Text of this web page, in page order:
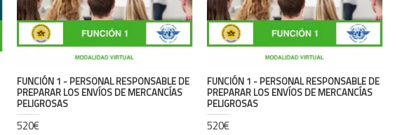
FUNCIÓN 1 - PERSONAL RESPONSABLE DE
PREPARAR LOS ENVÍOS DE MERCANCÍAS
PELIGROSAS
520€
FUNCIÓN 1 - PERSONAL RESPONSABLE DE
PREPARAR LOS ENVÍOS DE MERCANCÍAS
PELIGROSAS
520€